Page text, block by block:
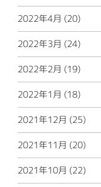
2022年4月 (20)
2022年3月 (24)
2022年2月 (19)
2022年1月 (18)
2021年12月 (25)
2021年11月 (20)
2021年10月 (22)